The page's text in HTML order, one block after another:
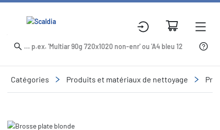
Catégories Produits et matériaux de nettoyage
Slide 1 of 1